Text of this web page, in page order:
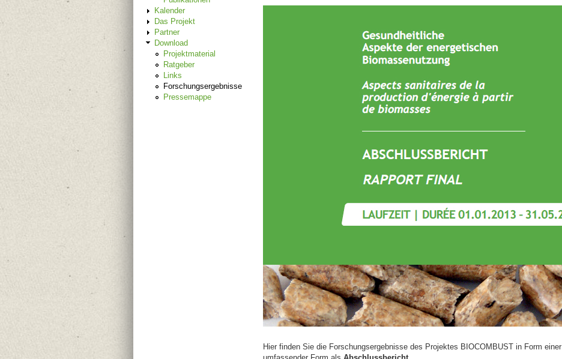
Hier finden Sie die Forschungsergebnisse des Projektes BIOCOMBUST in Form einer
Kalender
Das Projekt
Partner
Download
Projektmaterial
Ratgeber
Links
Forschungsergebnisse
Pressemappe